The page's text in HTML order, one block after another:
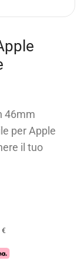
46mm
per Apple
il tuo
€